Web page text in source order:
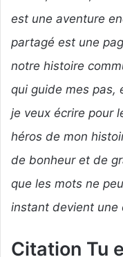
est une aventure
partagé est une
notre histoire
qui guide mes pas,
je veux écrire pour
héros de mon
de bonheur et de
que les mots ne
instant devient une
Citation Tu